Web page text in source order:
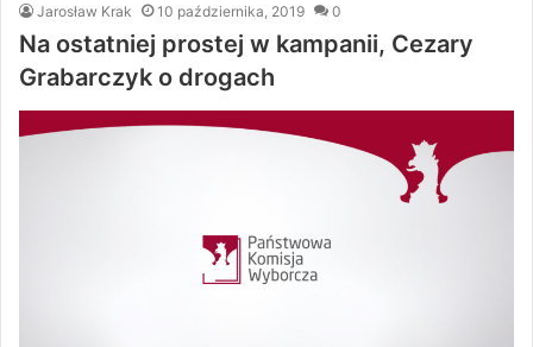
Jarosław Krak 10 października, 2019 0
Na ostatniej prostej w kampanii, Cezary
Grabarczyk o drogach